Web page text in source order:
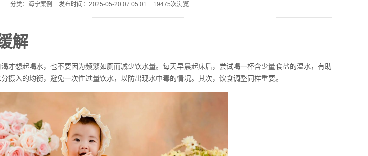
分类：海宁案例 发布时间：2025-05-20 07:05:01 19475次浏览
解
才想起喝水，也不要因为频繁如厕而减少饮水量。每天早晨起床后，尝试喝一杯含少量食盐的温水，有助
摄入的均衡，避免一次性过量饮水，以防出现水中毒的情况。其次，饮食调整同样重要。